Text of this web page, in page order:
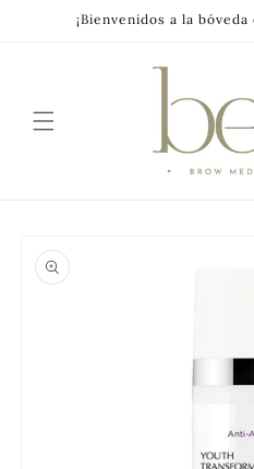
Skip to
content
¡Bienvenidos a la
product
information